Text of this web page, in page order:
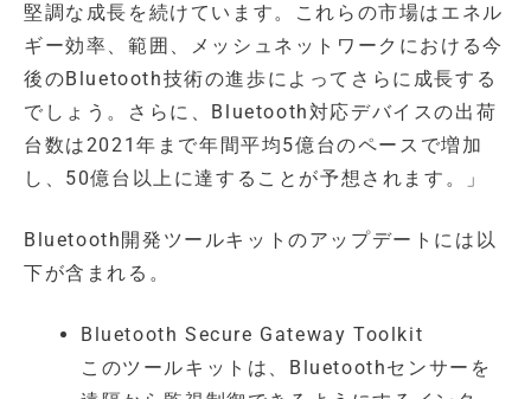
堅調な成長を続けています。これらの市場はエネル
ギー効率、範囲、メッシュネットワークにおける今
後のBluetooth技術の進歩によってさらに成長する
でしょう。さらに、Bluetooth対応デバイスの出荷
台数は2021年まで年間平均5億台のペースで増加
し、50億台以上に達することが予想されます。」
Bluetooth開発ツールキットのアップデートには以
下が含まれる。
Bluetooth Secure Gateway Toolkit
このツールキットは、Bluetoothセンサーを